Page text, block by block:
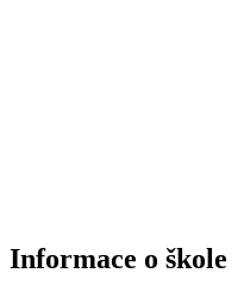
Informace o škole